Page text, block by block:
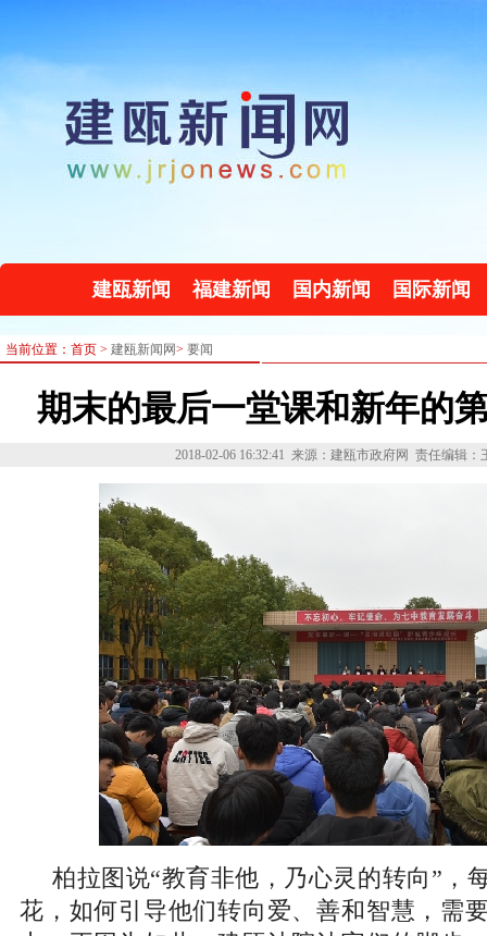
建瓯新闻 福建新闻 国内新闻 国际新闻
当前位置：首页 > 建瓯新闻网> 要闻
期末的最后一堂课和新年的
2018-02-06 16:32:41 来源：建瓯市政府网 责任编辑：
柏拉图说“教育非他，乃心灵的转向”，
花，如何引导他们转向爱、善和智慧，需